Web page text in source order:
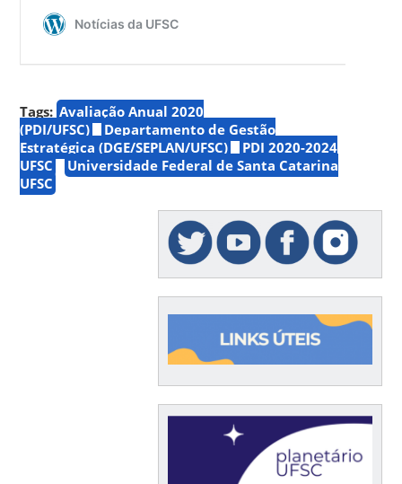
Tags: Avaliação Anual 2020
(PDI/UFSC)
Departamento de Gestão
Estratégica (DGE/SEPLAN/UFSC)
PDI 2020-2024
UFSC
Universidade Federal de Santa Catarina
UFSC